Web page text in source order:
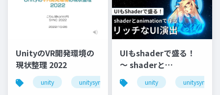
UnityのVR開発環境の
現状整理 2022
unity unitysync
UIもshaderで盛る！
〜 shaderと
animationで作るリッ
チなUI演出
unity unitysync